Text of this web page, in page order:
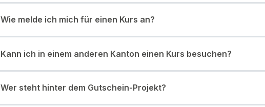
Wie melde ich mich für einen Kurs an?
Kann ich in einem anderen Kanton einen Kurs besuchen?
Wer steht hinter dem Gutschein-Projekt?